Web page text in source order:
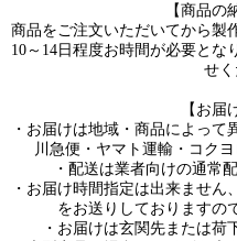
【商品の
商品をご注文いただいてから製
10～14日程度お時間が必要とな
せく
【お届
・お届けは地域・商品によっ
川急便・ヤマト運輸・コク
・配送は業者向けの通常
・お届け時間指定は出来ませ
をお送りしておりますの
・お届けは玄関先または荷